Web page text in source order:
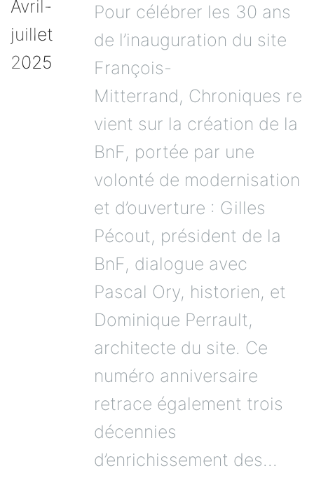
Pour célébrer les 30 ans
de l’inauguration du site
François-
Mitterrand, Chroniques re
vient sur la création de la
BnF, portée par une
volonté de modernisation
et d’ouverture : Gilles
Pécout, président de la
BnF, dialogue avec
Pascal Ory, historien, et
Dominique Perrault,
architecte du site. Ce
numéro anniversaire
retrace également trois
décennies
d’enrichissement des...